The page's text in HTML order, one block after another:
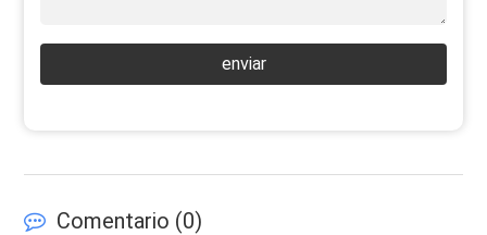
enviar
Comentario (0)